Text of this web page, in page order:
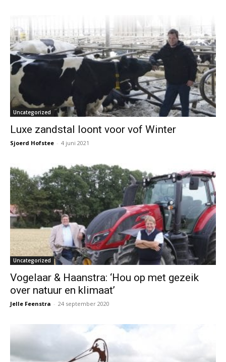
Uncategorized
Luxe zandstal loont voor vof Winter
Sjoerd Hofstee - 4 juni 2021
Uncategorized
Vogelaar & Haanstra: ‘Hou op met gezeik
over natuur en klimaat’
Jelle Feenstra - 24 september 2020